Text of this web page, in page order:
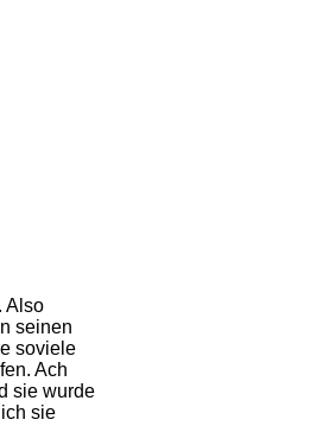
Also
seinen
soviele
Ach
sie wurde
sie